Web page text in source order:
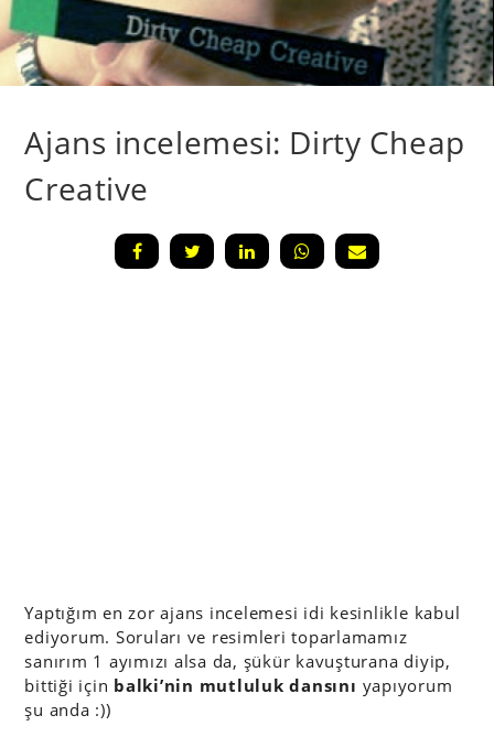
Ajans incelemesi: Dirty Cheap
Creative
Yaptığım en zor ajans incelemesi idi kesinlikle kabul
ediyorum. Soruları ve resimleri toparlamamız
sanırım 1 ayımızı alsa da, şükür kavuşturana diyip,
bittiği için balki’nin mutluluk dansını yapıyorum
şu anda :))